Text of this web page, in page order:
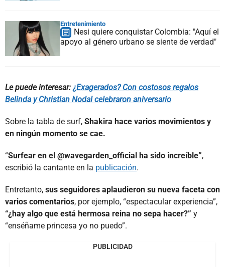
Entretenimiento
Nesi quiere conquistar Colombia: "Aquí el
apoyo al género urbano se siente de verdad"
Le puede interesar: ¿Exagerados? Con costosos regalos
Belinda y Christian Nodal celebraron aniversario
Sobre la tabla de surf, Shakira hace varios movimientos y
en ningún momento se cae.
“Surfear en el @wavegarden_official ha sido increíble”,
escribió la cantante en la publicación.
Entretanto, sus seguidores aplaudieron su nueva faceta con
varios comentarios, por ejemplo, “espectacular experiencia”,
“¿hay algo que está hermosa reina no sepa hacer?” y
“enséñame princesa yo no puedo”.
PUBLICIDAD